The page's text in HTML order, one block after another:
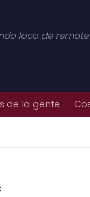
loco de remate
de la gente